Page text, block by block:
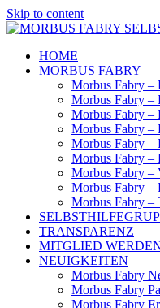
Skip to content
HOME
MORBUS FABRY
Morbus Fabry –
Morbus Fabry –
Morbus Fabry –
Morbus Fabry –
Morbus Fabry –
Morbus Fabry –
Morbus Fabry –
Morbus Fabry –
Morbus Fabry –
TRANSPARENZ
MITGLIED
NEUIGKEITEN
Morbus Fabry
Morbus Fabry
Morbus Fabry